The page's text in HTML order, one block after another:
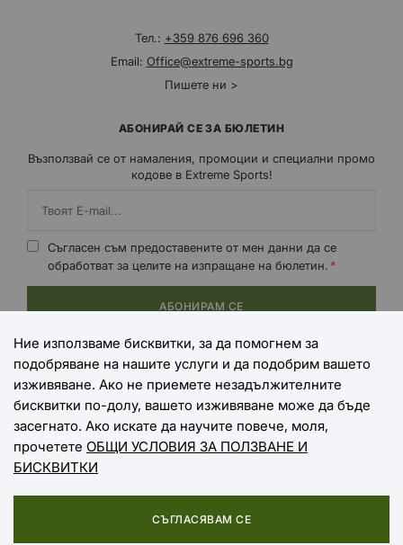
Тел.: +359 876 696 360
Email: Office@extreme-sports.bg
Пишете ни >
АБОНИРАЙ СЕ ЗА БЮЛЕТИН
Възползвай се от намаления, промоции и специални промо
кодове в Extreme Sports!
Съгласен съм предоставените от мен данни да се
обработват за целите на изпращане на бюлетин.
АБОНИРАМ СЕ
НАЧИНИ НА ПЛАЩАНЕ
НАЧИНИ НА ДОСТАВКА
Copyright © 2025 EXTREME SPORTS
Ние използваме бисквитки, за да помогнем за
подобряване на нашите услуги и да подобрим вашето
изживяване. Ако не приемете незадължителните
бисквитки по-долу, вашето изживяване може да бъде
засегнато. Ако искате да научите повече, моля,
прочетете ОБЩИ УСЛОВИЯ ЗА ПОЛЗВАНЕ И
БИСКВИТКИ
СЪГЛАСЯВАМ СЕ